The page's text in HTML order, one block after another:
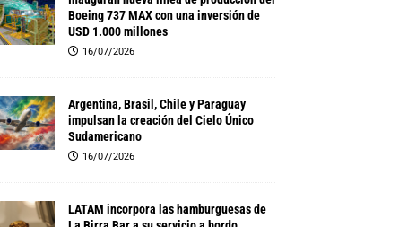
Boeing 737 MAX con una inversión de
USD 1.000 millones
16/07/2026
Argentina, Brasil, Chile y Paraguay
impulsan la creación del Cielo Único
Sudamericano
16/07/2026
LATAM incorpora las hamburguesas de